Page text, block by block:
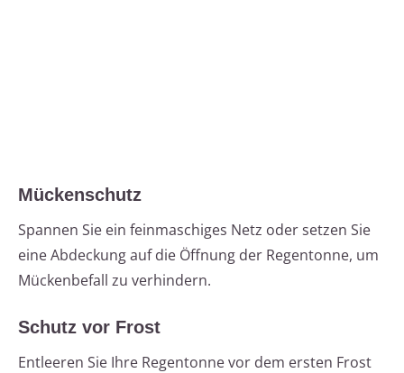
Mückenschutz
Spannen Sie ein feinmaschiges Netz oder setzen Sie
eine Abdeckung auf die Öffnung der Regentonne, um
Mückenbefall zu verhindern.
Schutz vor Frost
Entleeren Sie Ihre Regentonne vor dem ersten Frost